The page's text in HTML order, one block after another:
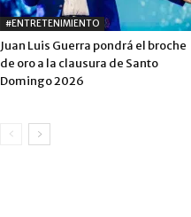
#ENTRETENIMIENTO
Juan Luis Guerra pondrá el broche
de oro a la clausura de Santo
Domingo 2026